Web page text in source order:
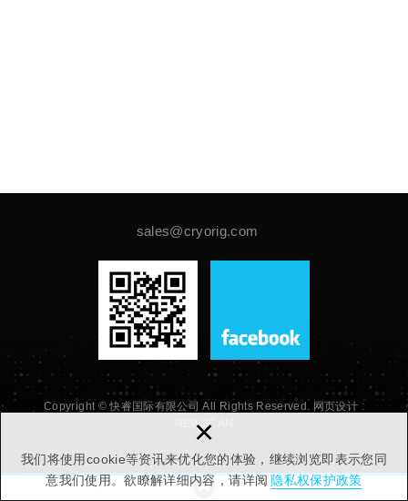
我们将使用cookie等资讯来优化您的体验，继续浏览即表示您同
意我们使用。欲瞭解详细内容，请详阅 隐私权保护政策
×
PAGE TOP
sales@cryorig.com
Copyright © 快睿国际有限公司 All Rights Reserved. 网页设计 :
NEWSCAN